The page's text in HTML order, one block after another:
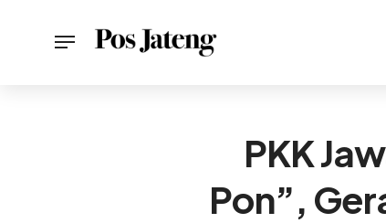
PKK
Pon”,